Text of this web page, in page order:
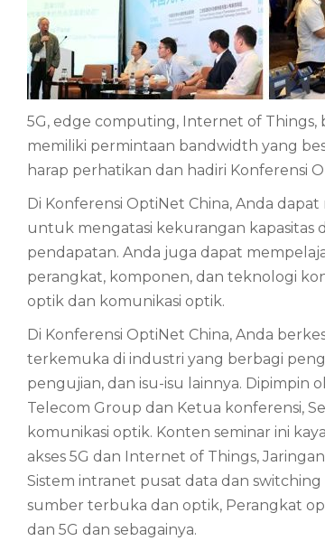
5G, edge computing, Internet of Things,
memiliki permintaan bandwidth yang
harap perhatikan dan hadiri Konferensi
Di Konferensi OptiNet China, Anda
untuk mengatasi kekurangan
pendapatan. Anda juga dapat
perangkat, komponen, dan teknologi
optik dan komunikasi optik.
Di Konferensi OptiNet China, Anda
terkemuka di industri yang berbagi
pengujian, dan isu-isu lainnya. Dipimpin
Telecom Group dan Ketua konferensi,
komunikasi optik. Konten seminar ini
akses 5G dan Internet of Things,
Sistem intranet pusat data dan
sumber terbuka dan optik, Perangkat
dan 5G dan sebagainya.